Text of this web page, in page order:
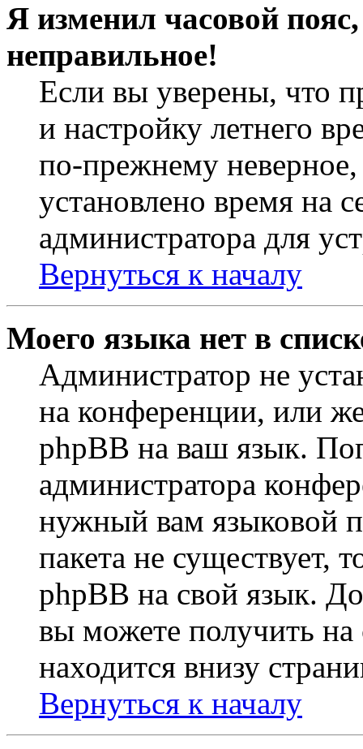
Я изменил часовой
неправильное!
Если вы уверены, что
и настройку летнего
по-прежнему неверное,
установлено время на
администратора для
Вернуться к началу
Моего языка нет в
Администратор не
на конференции, или
phpBB на ваш язык.
администратора
нужный вам языковой
пакета не существует,
phpBB на свой язык.
вы можете получить на
находится внизу
Вернуться к началу